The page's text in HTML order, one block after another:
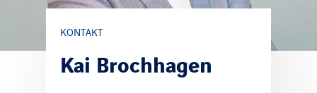
KONTAKT
Kai Brochhagen